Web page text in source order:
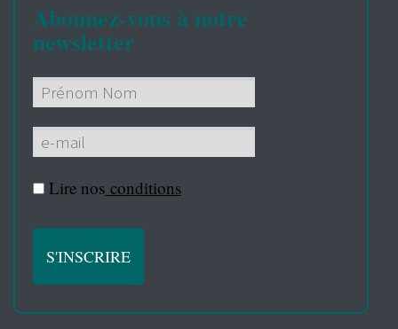
Abonnez-vous à notre
newsletter
Lire nos conditions